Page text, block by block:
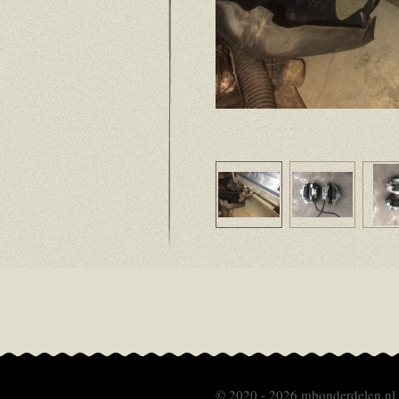
© 2020 - 2026 mbonderdelen.nl